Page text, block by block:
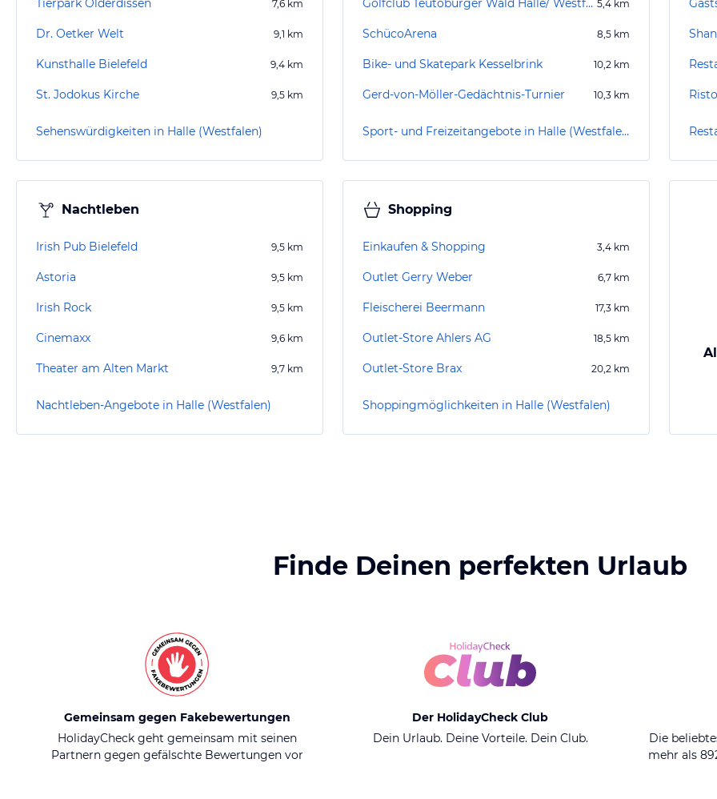
Tierpark Olderdissen 7,6 km
Dr. Oetker Welt 9,1 km
Kunsthalle Bielefeld 9,4 km
St. Jodokus Kirche 9,5 km
Sehenswürdigkeiten in Halle (Westfalen)
Golfclub Teutoburger Wald Halle/ Westfalen e.V. 5,4 km
SchücoArena 8,5 km
Bike- und Skatepark Kesselbrink 10,2 km
Gerd-von-Möller-Gedächtnis-Turnier 10,3 km
Sport- und Freizeitangebote in Halle (Westfalen)
Nachtleben
Irish Pub Bielefeld 9,5 km
Astoria 9,5 km
Irish Rock 9,5 km
Cinemaxx 9,6 km
Theater am Alten Markt 9,7 km
Nachtleben-Angebote in Halle (Westfalen)
Shopping
Einkaufen & Shopping 3,4 km
Outlet Gerry Weber 6,7 km
Fleischerei Beermann 17,3 km
Outlet-Store Ahlers AG 18,5 km
Outlet-Store Brax 20,2 km
Shoppingmöglichkeiten in Halle (Westfalen)
Finde Deinen perfekten Urlaub
Gemeinsam gegen Fakebewertungen
HolidayCheck geht gemeinsam mit seinen
Partnern gegen gefälschte Bewertungen vor
Der HolidayCheck Club
Dein Urlaub. Deine Vorteile. Dein Club.
Die
mehr als